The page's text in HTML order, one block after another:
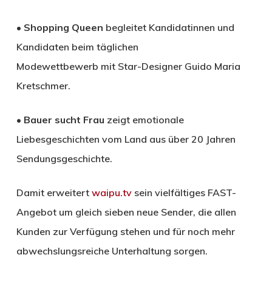
• Shopping Queen begleitet Kandidatinnen und
Kandidaten beim täglichen
Modewettbewerb mit Star-Designer Guido Maria
Kretschmer.
• Bauer sucht Frau zeigt emotionale
Liebesgeschichten vom Land aus über 20 Jahren
Sendungsgeschichte.
Damit erweitert waipu.tvsein vielfältiges FAST-
Angebot um gleich sieben neue Sender, die allen
Kunden zur Verfügung stehen und für noch mehr
abwechslungsreiche Unterhaltung sorgen.